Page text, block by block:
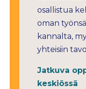
osallistua
oman
kannalta,
yhteisiin
Jatkuva
keskiössä